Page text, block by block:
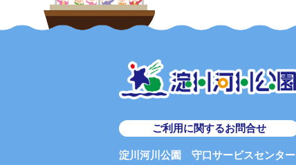
ご利用に関するお問合せ
淀川河川公園 守口サービスセンター